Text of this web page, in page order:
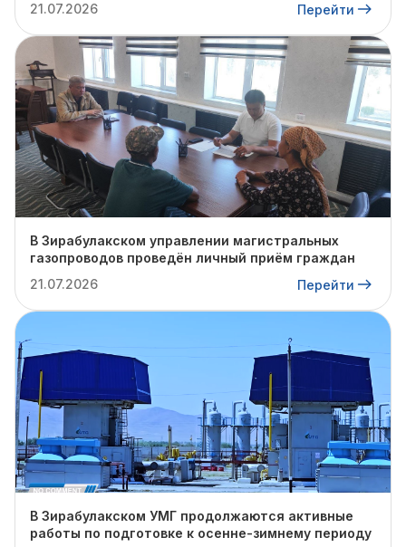
Керимбаевичем был проведён очередной личный
приём граждан.
21.07.2026 Перейти
В Зирабулакском управлении магистральных
газопроводов проведён личный приём граждан
21.07.2026
Перейти
В Зирабулакском УМГ продолжаются активные
работы по подготовке к осенне-зимнему периоду